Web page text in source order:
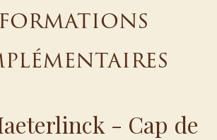
- Cap de